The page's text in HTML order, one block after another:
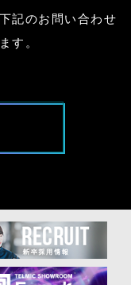
記のお問い合わせ
す。